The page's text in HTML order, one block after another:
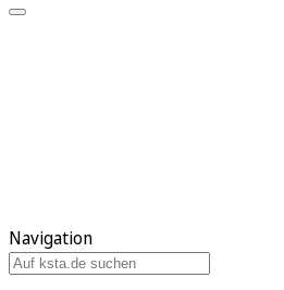
Navigation